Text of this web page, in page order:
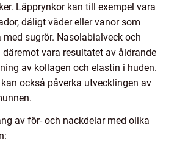
Läpprynkor kan till exempel vara
dåligt väder eller vanor som
med sugrör. Nasolabialveck och
vara resultatet av åldrande
av kollagen och elastin i huden.
också påverka utvecklingen av
av för- och nackdelar med olika